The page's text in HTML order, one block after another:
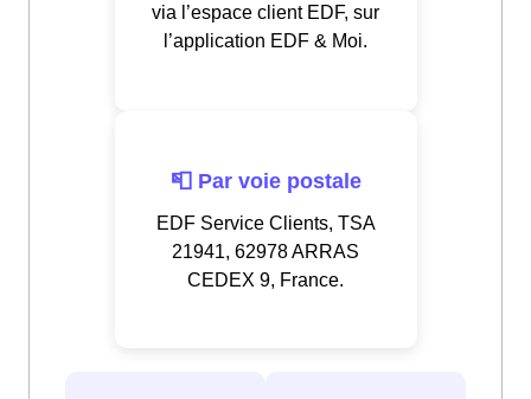
via l’espace client EDF, sur
l’application EDF & Moi.
📮 Par voie postale
EDF Service Clients, TSA
21941, 62978 ARRAS
CEDEX 9, France.